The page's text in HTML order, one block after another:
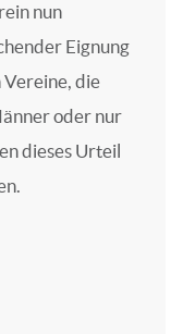
nun
Eignung
Vereine, die
oder nur
dieses Urteil